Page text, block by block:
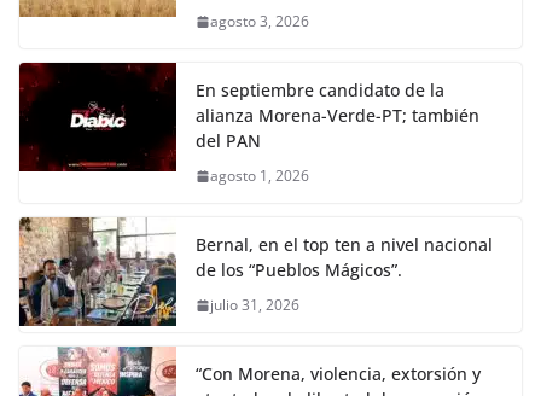
agosto 3, 2026
En septiembre candidato de la
alianza Morena-Verde-PT; también
del PAN
agosto 1, 2026
Bernal, en el top ten a nivel nacional
de los “Pueblos Mágicos”.
julio 31, 2026
“Con Morena, violencia, extorsión y